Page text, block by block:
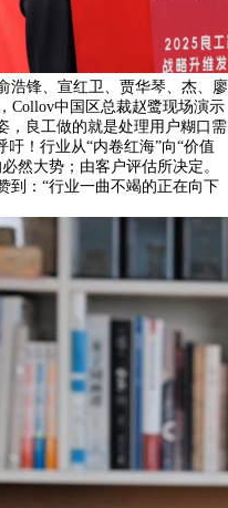
浩锋、宣红卫、贾华琴、杰、廖
Collov中国区总裁赵鹭现场演示
，良工做的就是处理用户糊口需
！行业从“内卷红海”向“价值
然大势；由客户评估所决定。
到：“行业一曲不竭的正在向下